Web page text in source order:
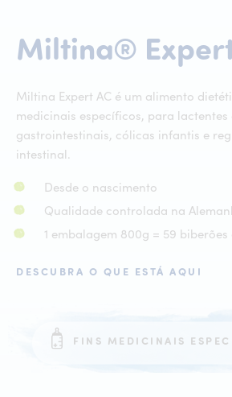
Miltina®
Miltina Expert AC é um alimento
medicinais específicos, para
gastrointestinais, cólicas infantis e
intestinal.
Desde o nascimento
Qualidade controlada na
1 embalagem 800g = 59 biberões
DESCUBRA O QUE ESTÁ AQUI
FINS MEDICINAIS